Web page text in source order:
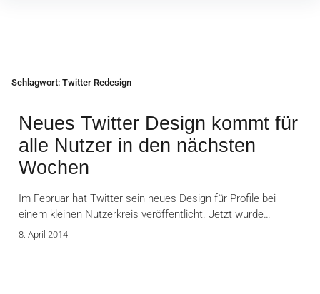
Schlagwort: Twitter Redesign
Neues Twitter Design kommt für
alle Nutzer in den nächsten
Wochen
Im Februar hat Twitter sein neues Design für Profile bei
einem kleinen Nutzerkreis veröffentlicht. Jetzt wurde…
8. April 2014